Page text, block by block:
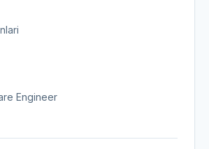
Engineer